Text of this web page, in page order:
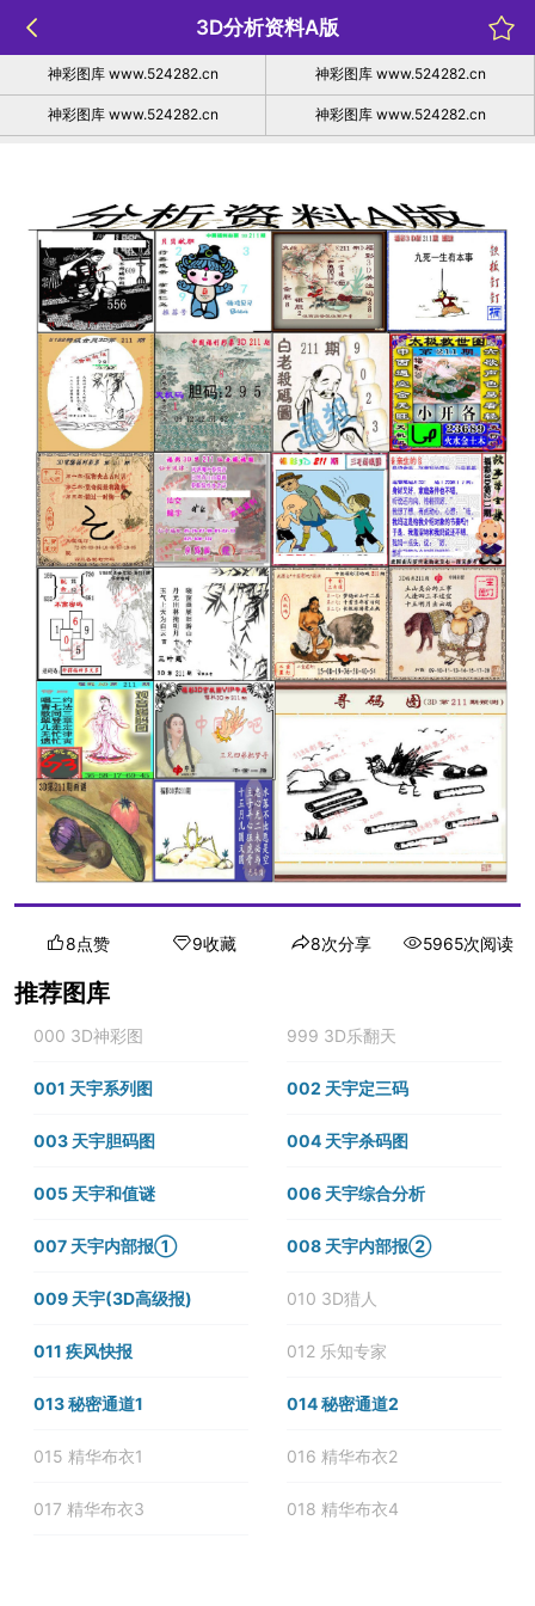
3D分析资料A版
神彩图库 www.524282.cn 神彩图库 www.524282.cn
神彩图库 www.524282.cn 神彩图库 www.524282.cn
8点赞 9收藏 8次分享 5965次阅读
推荐图库
000 3D神彩图 999 3D乐翻天
001 天宇系列图 002 天宇定三码
003 天宇胆码图 004 天宇杀码图
005 天宇和值谜 006 天宇综合分析
007 天宇内部报① 008 天宇内部报②
009 天宇(3D高级报) 010 3D猎人
011 疾风快报 012 乐知专家
013 秘密通道1 014 秘密通道2
015 精华布衣1 016 精华布衣2
017 精华布衣3 018 精华布衣4